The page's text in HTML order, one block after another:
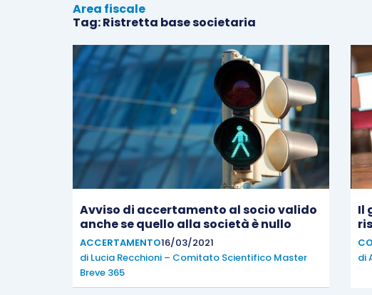
Area fiscale
Tag: Ristretta base societaria
Avviso di accertamento al socio valido
anche se quello alla società è nullo
ACCERTAMENTO16/03/2021
di Lucia Recchioni – Comitato Scientifico Master
Breve 365
Il
di